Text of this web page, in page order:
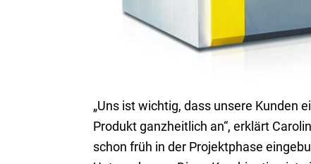
„Uns ist wichtig, dass unsere Kunden
Produkt ganzheitlich an“, erklärt
schon früh in der Projektphase